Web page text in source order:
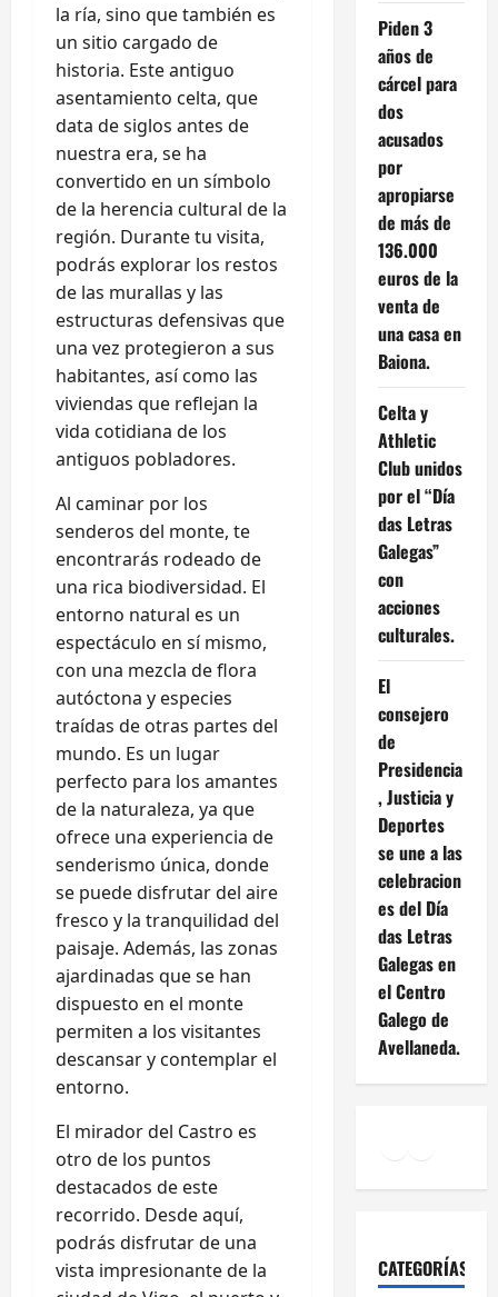
la ría, sino que también es
un sitio cargado de
historia. Este antiguo
asentamiento celta, que
data de siglos antes de
nuestra era, se ha
convertido en un símbolo
de la herencia cultural de la
región. Durante tu visita,
podrás explorar los restos
de las murallas y las
estructuras defensivas que
una vez protegieron a sus
habitantes, así como las
viviendas que reflejan la
vida cotidiana de los
antiguos pobladores.
Al caminar por los
senderos del monte, te
encontrarás rodeado de
una rica biodiversidad. El
entorno natural es un
espectáculo en sí mismo,
con una mezcla de flora
autóctona y especies
traídas de otras partes del
mundo. Es un lugar
perfecto para los amantes
de la naturaleza, ya que
ofrece una experiencia de
senderismo única, donde
se puede disfrutar del aire
fresco y la tranquilidad del
paisaje. Además, las zonas
ajardinadas que se han
dispuesto en el monte
permiten a los visitantes
descansar y contemplar el
entorno.
El mirador del Castro es
otro de los puntos
destacados de este
recorrido. Desde aquí,
podrás disfrutar de una
vista impresionante de la
Piden 3
años de
cárcel para
dos
acusados
por
apropiarse
de más de
136.000
euros de la
venta de
una casa en
Baiona.
Celta y
Athletic
Club unidos
por el “Día
das Letras
Galegas”
con
acciones
culturales.
El
consejero
de
Presidencia
, Justicia y
Deportes
se une a las
celebracion
es del Día
das Letras
Galegas en
el Centro
Galego de
Avellaneda.
CATEGORÍAS